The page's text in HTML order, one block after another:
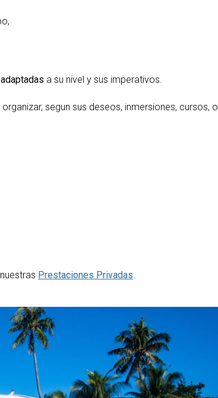
adaptadas a su nivel y sus imperativos.
segun sus deseos, inmersiones, cursos, o
Prestaciones Privadas.